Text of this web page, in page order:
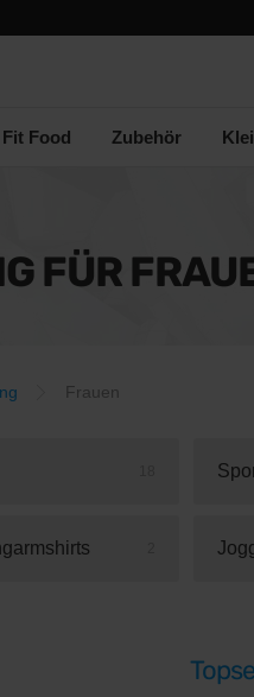
Fit Food Zubehör
FÜR
Frauen